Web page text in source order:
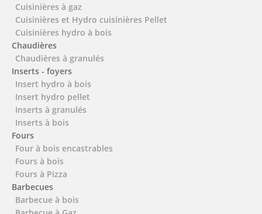
Cuisinières à gaz
Cuisinières et Hydro cuisinières Pellet
Cuisinières hydro à bois
Chaudières
Chaudières à granulés
Inserts - foyers
Insert hydro à bois
Insert hydro pellet
Inserts à granulés
Inserts à bois
Fours
Four à bois encastrables
Fours à bois
Fours à Pizza
Barbecues
Barbecue à bois